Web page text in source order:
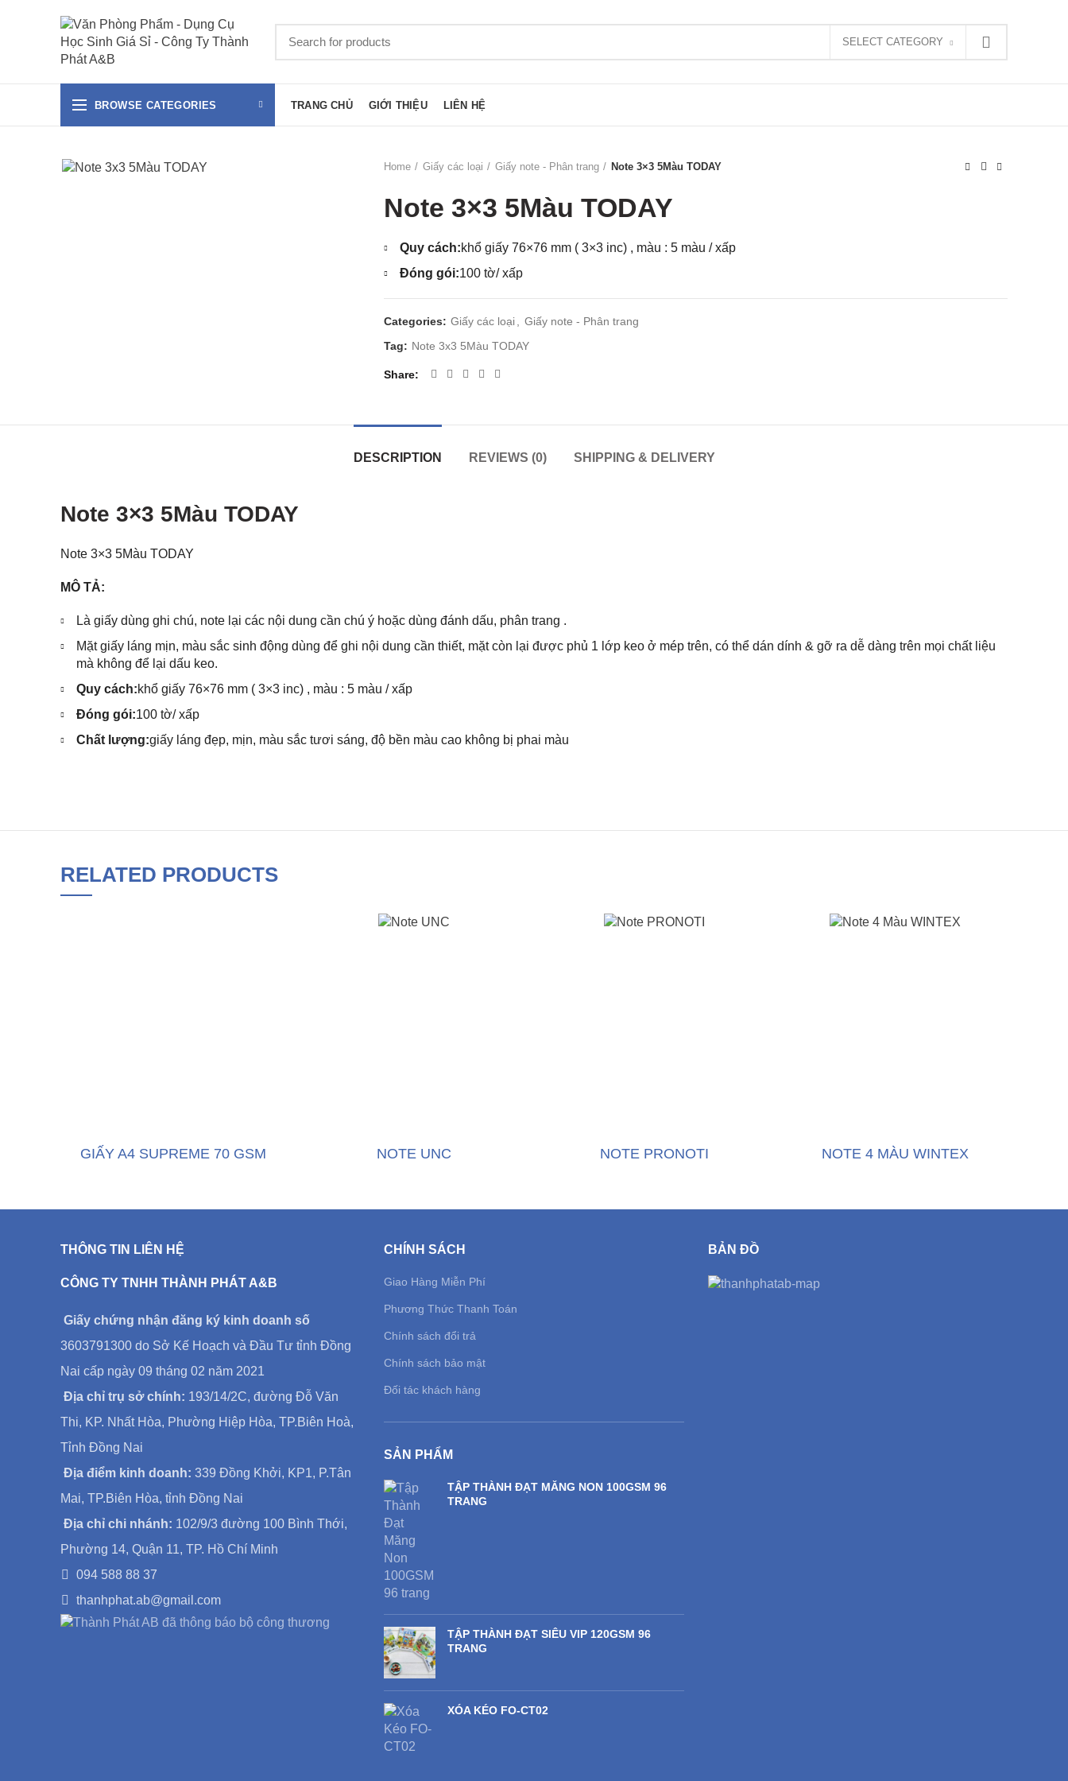
SELECT CATEGORY
BROWSE CATEGORIES TRANG CHỦ GIỚI THIỆU LIÊN HỆ
Home Giấy các loại Giấy note - Phân trang Note 3×3 5Màu TODAY
Note 3×3 5Màu TODAY
Quy cách:khổ giấy 76×76 mm ( 3×3 inc) , màu : 5 màu / xấp
Đóng gói:100 tờ/ xấp
Categories: Giấy các loại
Giấy note - Phân trang
Tag: Note 3x3 5Màu TODAY
Share
DESCRIPTION REVIEWS (0) SHIPPING & DELIVERY
Note 3×3 5Màu TODAY
Note 3×3 5Màu TODAY
MÔ TẢ:
Là giấy dùng ghi chú, note lại các nội dung cần chú ý hoặc dùng đánh dấu, phân trang .
Mặt giấy láng mịn, màu sắc sinh động dùng để ghi nội dung cần thiết, mặt còn lại được phủ 1 lớp keo ở mép trên, có thể dán dính & gỡ ra dễ dàng trên mọi chất liệu
mà không để lại dấu keo.
Quy cách:khổ giấy 76×76 mm ( 3×3 inc) , màu : 5 màu / xấp
Đóng gói:100 tờ/ xấp
Chất lượng:giấy láng đẹp, mịn, màu sắc tươi sáng, độ bền màu cao không bị phai màu
RELATED PRODUCTS
GIẤY A4 SUPREME 70 GSM NOTE UNC NOTE PRONOTI NOTE 4 MÀU WINTEX
THÔNG TIN LIÊN HỆ
CÔNG TY TNHH THÀNH PHÁT A&B
Giấy chứng nhận đăng ký kinh doanh số
3603791300 do Sở Kế Hoạch và Đầu Tư tỉnh Đồng
Nai cấp ngày 09 tháng 02 năm 2021
Địa chỉ trụ sở chính: 193/14/2C, đường Đỗ Văn
Thi, KP. Nhất Hòa, Phường Hiệp Hòa, TP.Biên Hoà,
Tỉnh Đồng Nai
Địa điểm kinh doanh: 339 Đồng Khởi, KP1, P.Tân
Mai, TP.Biên Hòa, tỉnh Đồng Nai
Địa chỉ chi nhánh: 102/9/3 đường 100 Bình Thới,
Phường 14, Quận 11, TP. Hồ Chí Minh
094 588 88 37
thanhphat.ab@gmail.com
CHÍNH SÁCH
Giao Hàng Miễn Phí
Phương Thức Thanh Toán
Chính sách đổi trả
Chính sách bảo mật
Đối tác khách hàng
SẢN PHẨM
TẬP THÀNH ĐẠT MĂNG NON 100GSM 96
TRANG
TẬP THÀNH ĐẠT SIÊU VIP 120GSM 96
TRANG
XÓA KÉO FO-CT02
BẢN ĐỒ